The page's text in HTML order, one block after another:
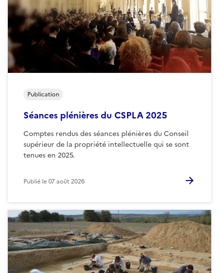
Séances plénières du CSPLA 2025
Comptes rendus des séances plénières du Conseil
supérieur de la propriété intellectuelle qui se sont
tenues en 2025.
Publication
Publié le07 août 2026